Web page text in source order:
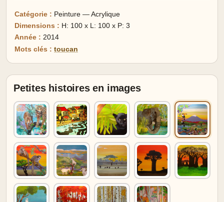
Catégorie : Peinture — Acrylique
Dimensions : H: 100 x L: 100 x P: 3
Année : 2014
Mots clés : toucan
Petites histoires en images